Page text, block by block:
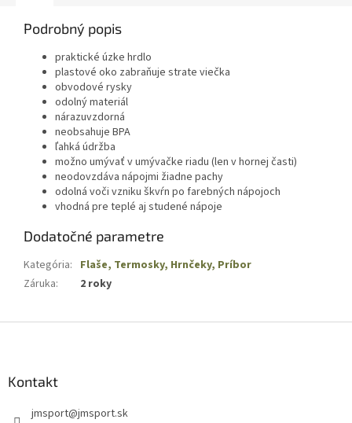
Podrobný popis
praktické úzke hrdlo
plastové oko zabraňuje strate viečka
obvodové rysky
odolný materiál
nárazuvzdorná
neobsahuje BPA
ľahká údržba
možno umývať v umývačke riadu (len v hornej časti)
neodovzdáva nápojmi žiadne pachy
odolná voči vzniku škvŕn po farebných nápojoch
vhodná pre teplé aj studené nápoje
Dodatočné parametre
Kategória: Flaše, Termosky, Hrnčeky, Príbor
Záruka: 2 roky
Kontakt
jmsport@jmsport.sk